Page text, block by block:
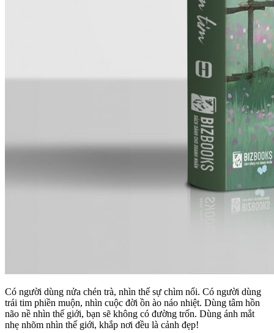
Có người dùng nửa chén trà, nhìn thế sự chìm nổi. Có người dùng
trái tim phiền muộn, nhìn cuộc đời ồn ào náo nhiệt. Dùng tâm hồn
não nề nhìn thế giới, bạn sẽ không có đường trốn. Dùng ánh mắt
nhẹ nhõm nhìn thế giới, khắp nơi đều là cảnh đẹp!